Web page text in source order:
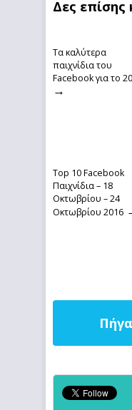
Δες επίσης
Τα καλύτερα
παιχνίδια του
Facebook για το
→
Top 10 Facebook
Παιχνίδια – 18
Οκτωβρίου – 24
Οκτωβρίου 2016